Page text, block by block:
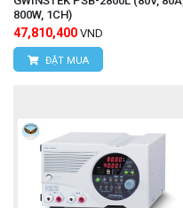
800W, 1CH)
47,810,400 VND
ĐẶT MUA